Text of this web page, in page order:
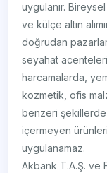
uygulanır.
ve külçe altın
doğrudan
seyahat
harcamalarda,
kozmetik, ofis
benzeri
içermeyen
uygulanamaz.
Akbank T.A.Ş. ve